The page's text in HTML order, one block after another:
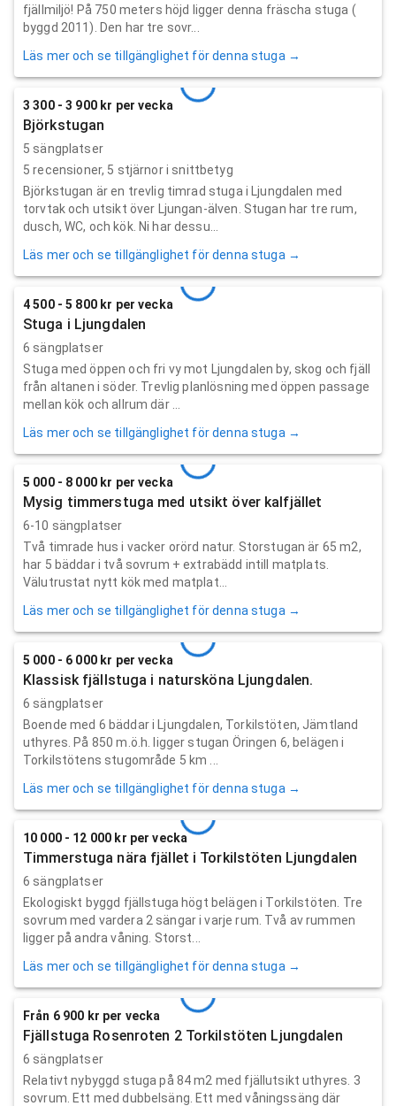
fjällmiljö! På 750 meters höjd ligger denna fräscha stuga (
byggd 2011). Den har tre sovr...
Läs mer och se tillgänglighet för denna stuga →
3 300 - 3 900 kr per vecka
Björkstugan
5 sängplatser
5 recensioner, 5 stjärnor i snittbetyg
Björkstugan är en trevlig timrad stuga i Ljungdalen med
torvtak och utsikt över Ljungan-älven. Stugan har tre rum,
dusch, WC, och kök. Ni har dessu...
Läs mer och se tillgänglighet för denna stuga →
4 500 - 5 800 kr per vecka
Stuga i Ljungdalen
6 sängplatser
Stuga med öppen och fri vy mot Ljungdalen by, skog och fjäll
från altanen i söder. Trevlig planlösning med öppen passage
mellan kök och allrum där ...
Läs mer och se tillgänglighet för denna stuga →
5 000 - 8 000 kr per vecka
Mysig timmerstuga med utsikt över kalfjället
6-10 sängplatser
Två timrade hus i vacker orörd natur. Storstugan är 65 m2,
har 5 bäddar i två sovrum + extrabädd intill matplats.
Välutrustat nytt kök med matplat...
Läs mer och se tillgänglighet för denna stuga →
5 000 - 6 000 kr per vecka
Klassisk fjällstuga i natursköna Ljungdalen.
6 sängplatser
Boende med 6 bäddar i Ljungdalen, Torkilstöten, Jämtland
uthyres. På 850 m.ö.h. ligger stugan Öringen 6, belägen i
Torkilstötens stugområde 5 km ...
Läs mer och se tillgänglighet för denna stuga →
10 000 - 12 000 kr per vecka
Timmerstuga nära fjället i Torkilstöten Ljungdalen
6 sängplatser
Ekologiskt byggd fjällstuga högt belägen i Torkilstöten. Tre
sovrum med vardera 2 sängar i varje rum. Två av rummen
ligger på andra våning. Storst...
Läs mer och se tillgänglighet för denna stuga →
Från 6 900 kr per vecka
Fjällstuga Rosenroten 2 Torkilstöten Ljungdalen
6 sängplatser
Relativt nybyggd stuga på 84 m2 med fjällutsikt uthyres. 3
sovrum. Ett med dubbelsäng. Ett med våningssäng där